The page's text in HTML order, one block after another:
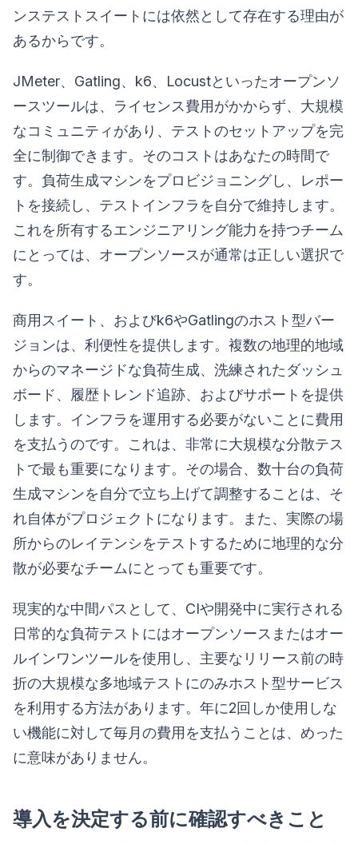
ンステストスイートには依然として存在する理由が
あるからです。
JMeter、Gatling、k6、Locustといったオープンソ
ースツールは、ライセンス費用がかからず、大規模
なコミュニティがあり、テストのセットアップを完
全に制御できます。そのコストはあなたの時間で
す。負荷生成マシンをプロビジョニングし、レポー
トを接続し、テストインフラを自分で維持します。
これを所有するエンジニアリング能力を持つチーム
にとっては、オープンソースが通常は正しい選択で
す。
商用スイート、およびk6やGatlingのホスト型バー
ジョンは、利便性を提供します。複数の地理的地域
からのマネージドな負荷生成、洗練されたダッシュ
ボード、履歴トレンド追跡、およびサポートを提供
します。インフラを運用する必要がないことに費用
を支払うのです。これは、非常に大規模な分散テス
トで最も重要になります。その場合、数十台の負荷
生成マシンを自分で立ち上げて調整することは、そ
れ自体がプロジェクトになります。また、実際の場
所からのレイテンシをテストするために地理的な分
散が必要なチームにとっても重要です。
現実的な中間パスとして、CIや開発中に実行される
日常的な負荷テストにはオープンソースまたはオー
ルインワンツールを使用し、主要なリリース前の時
折の大規模な多地域テストにのみホスト型サービス
を利用する方法があります。年に2回しか使用しな
い機能に対して毎月の費用を支払うことは、めった
に意味がありません。
導入を決定する前に確認すべきこと